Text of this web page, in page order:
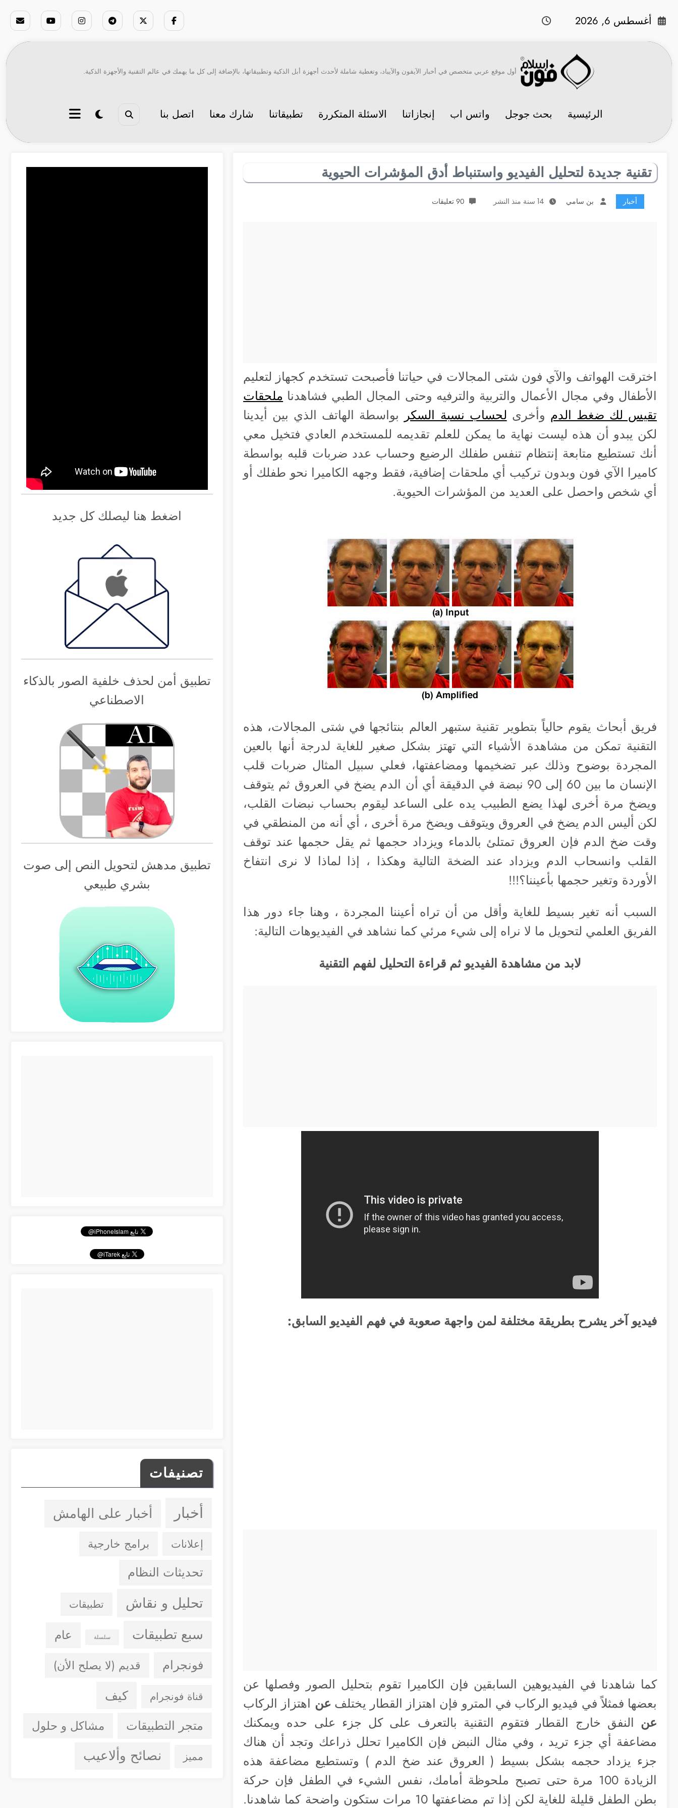
أغسطس 6, 2026
أول موقع عربي متخصص في أخبار الآيفون والآيباد، وتغطية شاملة لأحدث أجهزة أبل الذكية وتطبيقاتها، بالإضافة إلى كل ما يهمك في عالم التقنية والأجهزة الذكية.
الرئيسية بحث جوجل واتس اب إنجازاتنا الاسئلة المتكررة تطبيقاتنا شارك معنا اتصل بنا
تقنية جديدة لتحليل الفيديو واستنباط أدق المؤشرات الحيوية
أخبار بن سامي 14 سنة منذ النشر 90 تعليقات
اخترقت الهواتف والآي فون شتى المجالات في حياتنا فأصبحت تستخدم كجهاز لتعليم
الأطفال وفي مجال الأعمال والتربية والترفيه وحتى المجال الطبي فشاهدنا ملحقات
تقيس لك ضغط الدم وأخرى لحساب نسبة السكر بواسطة الهاتف الذي بين أيدينا
لكن يبدو أن هذه ليست نهاية ما يمكن للعلم تقديمه للمستخدم العادي فتخيل معي
أنك تستطيع متابعة إنتظام تنفس طفلك الرضيع وحساب عدد ضربات قلبه بواسطة
كاميرا الآي فون وبدون تركيب أي ملحقات إضافية، فقط وجهه الكاميرا نحو طفلك أو
أي شخص واحصل على العديد من المؤشرات الحيوية.
فريق أبحاث يقوم حالياً بتطوير تقنية ستبهر العالم بنتائجها في شتى المجالات، هذه
التقنية تمكن من مشاهدة الأشياء التي تهتز بشكل صغير للغاية لدرجة أنها بالعين
المجردة بوضوح وذلك عبر تضخيمها ومضاعفتها، فعلي سبيل المثال ضربات قلب
الإنسان ما بين 60 إلى 90 نبضة في الدقيقة أي أن الدم يضخ في العروق ثم يتوقف
ويضخ مرة أخرى لهذا يضع الطبيب يده على الساعد ليقوم بحساب نبضات القلب،
لكن أليس الدم يضخ في العروق ويتوقف ويضخ مرة أخرى ، أي أنه من المنطقي في
وقت ضخ الدم فإن العروق تمتلئ بالدماء ويزداد حجمها ثم يقل حجمها عند توقف
القلب وانسحاب الدم ويزداد عند الضخة التالية وهكذا ، إذا لماذا لا نرى انتفاخ
الأوردة وتغير حجمها بأعيننا؟!!!
السبب أنه تغير بسيط للغاية وأقل من أن تراه أعيننا المجردة ، وهنا جاء دور هذا
الفريق العلمي لتحويل ما لا نراه إلى شيء مرئي كما نشاهد في الفيديوهات التالية:
لابد من مشاهدة الفيديو ثم قراءة التحليل لفهم التقنية
فيديو آخر يشرح بطريقة مختلفة لمن واجهة صعوبة في فهم الفيديو السابق:
كما شاهدنا في الفيديوهين السابقين فإن الكاميرا تقوم بتحليل الصور وفصلها عن
بعضها فمثلاً في فيديو الركاب في المترو فإن اهتزاز القطار يختلف عن اهتزاز الركاب
عن النفق خارج القطار فتقوم التقنية بالتعرف على كل جزء على حده ويمكنك
مضاعفة أي جزء تريد ، وفي مثال النبض فإن الكاميرا تحلل ذراعك وتجد أن هناك
جزء يزداد حجمه بشكل بسيط ( العروق عند ضخ الدم ) وتستطيع مضاعفة هذه
الزيادة 100 مرة حتى تصبح ملحوظة أمامك، نفس الشيء في الطفل فإن حركة
بطن الطفل قليلة للغاية لكن إذا تم مضاعفتها 10 مرات ستكون واضحة كما شاهدنا.
اضغط هنا ليصلك كل جديد
تطبيق أمن لحذف خلفية الصور بالذكاء
الاصطناعي
تطبيق مدهش لتحويل النص إلى صوت
بشري طبيعي
تصنيفات
أخبار أخبار على الهامش
إعلانات برامج خارجية
تحديثات النظام
تحليل و نقاش تطبيقات
سبع تطبيقات سلسلة عام
فونجرام قديم (لا يصلح الأن)
قناة فونجرام كيف
متجر التطبيقات مشاكل و حلول
مميز نصائح وألاعيب